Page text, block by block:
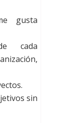
gusta
cada
sin